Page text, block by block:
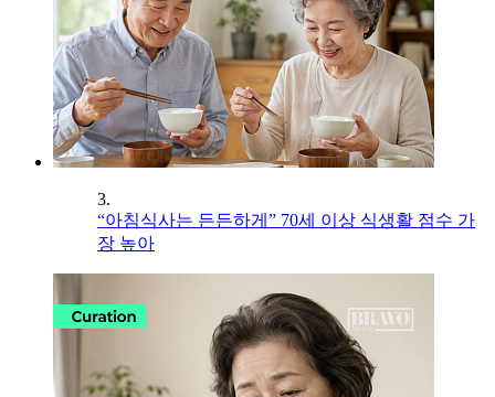
3.
“아침식사는 든든하게” 70세 이상 식생활 점수 가
장 높아